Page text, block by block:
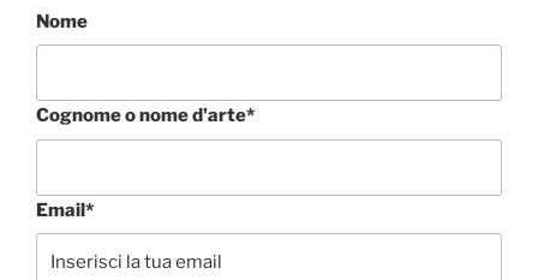
Nome
Cognome o nome d'arte*
Email*